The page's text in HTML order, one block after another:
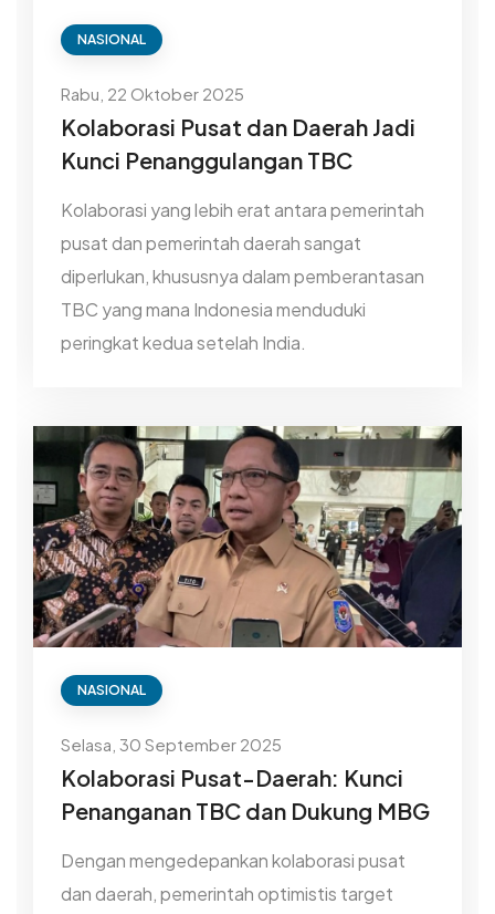
NASIONAL
Rabu, 22 Oktober 2025
Kolaborasi Pusat dan Daerah Jadi
Kunci Penanggulangan TBC
Kolaborasi yang lebih erat antara pemerintah
pusat dan pemerintah daerah sangat
diperlukan, khususnya dalam pemberantasan
TBC yang mana Indonesia menduduki
peringkat kedua setelah India.
NASIONAL
Selasa, 30 September 2025
Kolaborasi Pusat-Daerah: Kunci
Penanganan TBC dan Dukung MBG
Dengan mengedepankan kolaborasi pusat
dan daerah, pemerintah optimistis target